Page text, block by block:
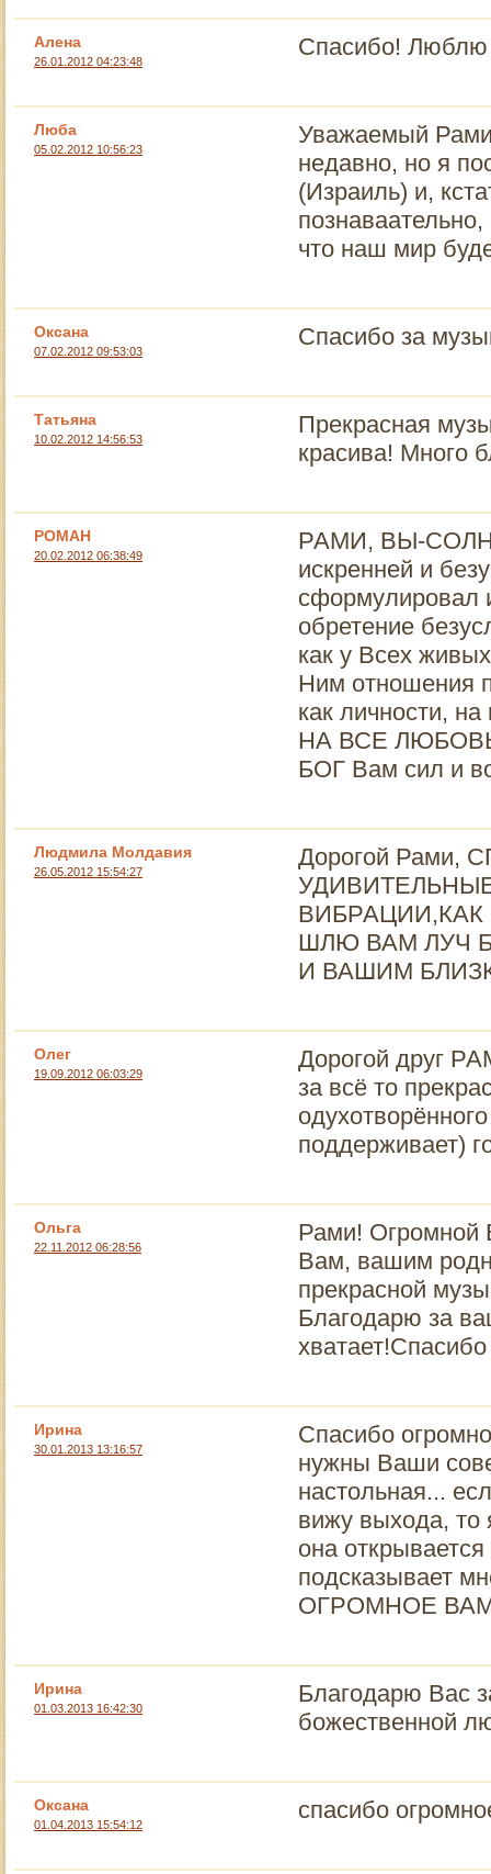
Алена
26.01.2012 04:23:48
Спасибо!
Люба
05.02.2012 10:56:23
Уважаемый
недавно, но я
(Израиль) и,
что наш мир
Оксана
07.02.2012 09:53:03
Спасибо за
Татьяна
10.02.2012 14:56:53
Прекрасная
красива! Много
РОМАН
20.02.2012 06:38:49
РАМИ, ВЫ-
искренней и
сформулировал
обретение
как у Всех
Ним отношения
как личности,
НА ВСЕ
БОГ Вам сил и
Людмила Молдавия
26.05.2012 15:54:27
Дорогой
ШЛЮ ВАМ ЛУЧ
И ВАШИМ
Олег
19.09.2012 06:03:29
Дорогой друг
за всё то
поддерживает)
Ольга
22.11.2012 06:28:56
Рами! Огромной
Вам, вашим
прекрасной
Благодарю за
Ирина
30.01.2013 13:16:57
Спасибо
нужны Ваши
настольная...
вижу выхода, то
она
подсказывает
ОГРОМНОЕ
Ирина
01.03.2013 16:42:30
Благодарю Вас
божественной
Оксана
01.04.2013 15:54:12
спасибо